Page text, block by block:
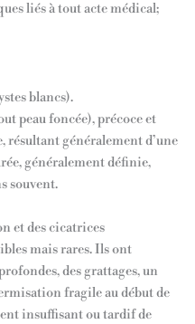
liés à tout acte médical;
blancs).
peau foncée), précoce et
résultant généralement d’une
généralement définie,
souvent.
et des cicatrices
mais rares. Ils ont
des grattages, un
fragile au début de
insuffisant ou tardif de